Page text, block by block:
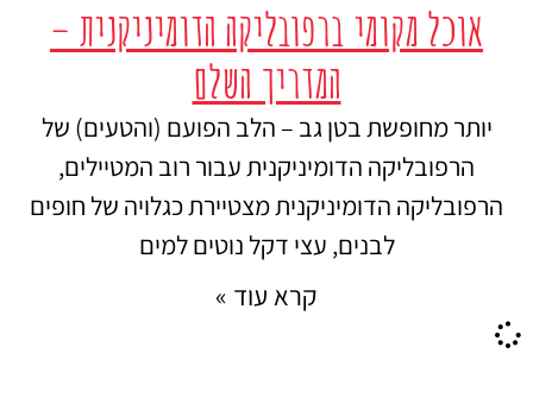
אוכל מקומי ברפובליקה הדומיניקנית –
המדריך השלם
יותר מחופשת בטן גב – הלב הפועם (והטעים) של
הרפובליקה הדומיניקנית עבור רוב המטיילים,
הרפובליקה הדומיניקנית מצטיירת כגלויה של חופים
לבנים, עצי דקל נוטים למים
קרא עוד »